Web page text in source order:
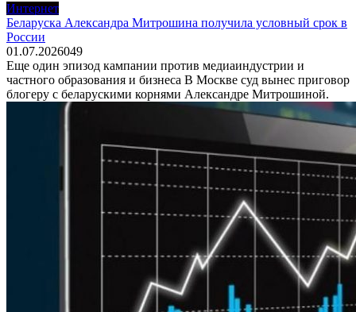
Интернет
Беларуска Александра Митрошина получила условный срок в
России
01.07.2026049
Еще один эпизод кампании против медиаиндустрии и
частного образования и бизнеса В Москве суд вынес приговор
блогеру с беларускими корнями Александре Митрошиной.